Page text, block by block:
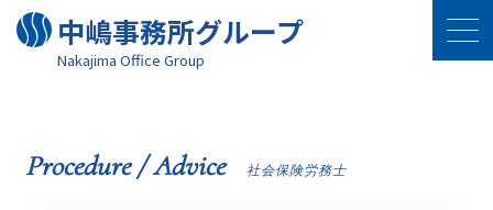
中嶋事務所グループ
Nakajima Oﬃce Group
Procedure / Advice 社会保険労務士